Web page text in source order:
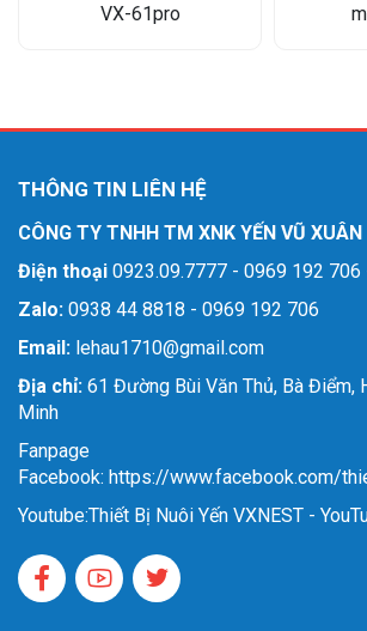
VX-61pro
THÔNG TIN LIÊN HỆ
CÔNG TY TNHH TM XNK YẾN VŨ XUÂN
Điện thoại 0923.09.7777 - 0969 192
Zalo: 0938 44 8818 - 0969 192 706
Email: lehau1710@gmail.com
Địa chỉ: 61 Đường Bùi Văn Thủ, Bà Điểm,
Minh
Fanpage
Facebook: https://www.facebook.com/
Youtube:Thiết Bị Nuôi Yến VXNEST -